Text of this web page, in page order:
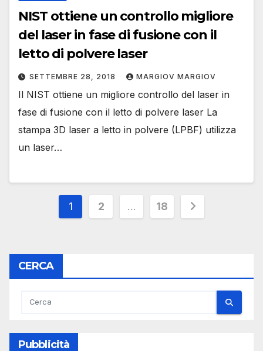
NIST ottiene un controllo migliore
del laser in fase di fusione con il
letto di polvere laser
SETTEMBRE 28, 2018 MARGIOV MARGIOV
Il NIST ottiene un migliore controllo del laser in
fase di fusione con il letto di polvere laser La
stampa 3D laser a letto in polvere (LPBF) utilizza
un laser…
Paginazione
articoli
1 2 … 18
CERCA
Pubblicità